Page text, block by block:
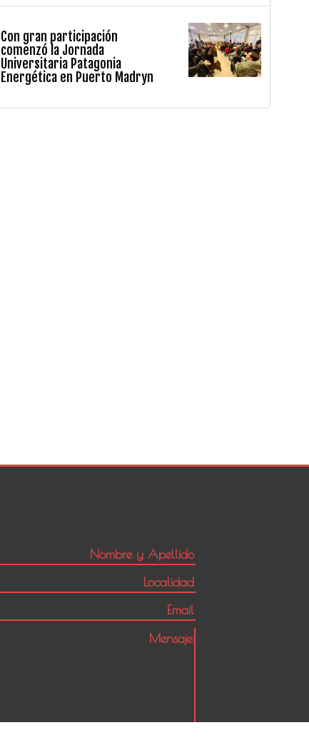
Con gran participación
comenzó la Jornada
Universitaria Patagonia
Energética en Puerto Madryn